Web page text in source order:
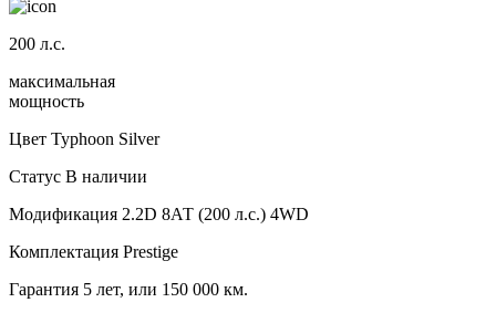
200 л.с.
максимальная
мощность
Цвет Typhoon Silver
Статус В наличии
Модификация 2.2D 8АТ (200 л.с.) 4WD
Комплектация Prestige
Гарантия 5 лет, или 150 000 км.